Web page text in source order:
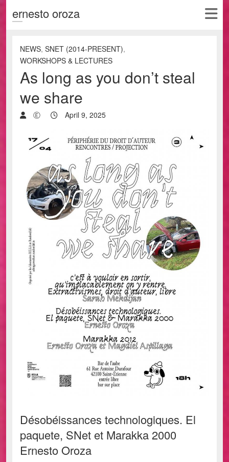
ernesto oroza
NEWS, SNET (2014-PRESENT),
WORKSHOPS & LECTURES
As long as you don’t steal
we share
Ⓔ April 9, 2025
Désobéissances technologiques. El
paquete, SNet et Marakka 2000
Ernesto Oroza